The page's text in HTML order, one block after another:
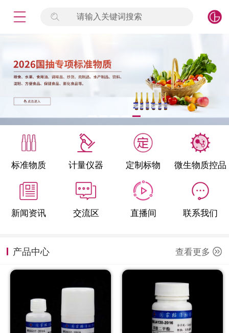
请输入关键词搜索
标准物质 计量仪器 定制标物 微生物质控品
新闻资讯 交流区 直播间 联系我们
产品中心 查看更多
标准物质
产品专项
微生物检测/质控品
定制标物
定制仪器
新闻资讯
公司主页